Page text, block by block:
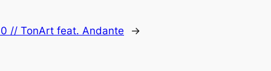
// TonArt feat. Andante →